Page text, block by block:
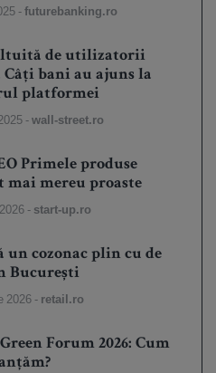
-futurebanking.ro
de utilizatorii
Câți bani au ajuns la
platformei
-wall-street.ro
Primele produse
mai mereu proaste
- start-up.ro
un cozonac plin cu de
București
2026 - retail.ro
Forum 2026: Cum